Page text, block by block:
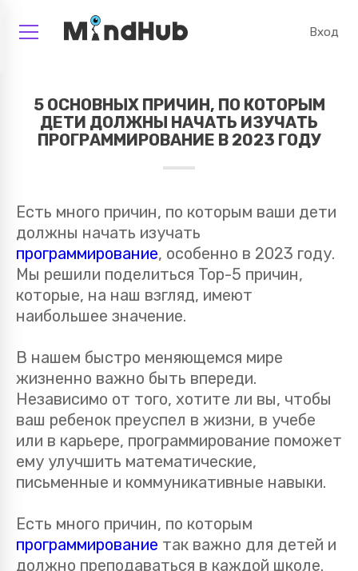
Вход
5 ОСНОВНЫХ ПРИЧИН, ПО КОТОРЫМ
ДЕТИ ДОЛЖНЫ НАЧАТЬ ИЗУЧАТЬ
ПРОГРАММИРОВАНИЕ В 2023 ГОДУ
Есть много причин, по которым ваши дети
должны начать изучать
программирование, особенно в 2023 году.
Мы решили поделиться Top-5 причин,
которые, на наш взгляд, имеют
наибольшее значение.
В нашем быстро меняющемся мире
жизненно важно быть впереди.
Независимо от того, хотите ли вы, чтобы
ваш ребенок преуспел в жизни, в учебе
или в карьере, программирование поможет
ему улучшить математические,
письменные и коммуникативные навыки.
Есть много причин, по которым
программирование так важно для детей и
должно преподаваться в каждой школе.